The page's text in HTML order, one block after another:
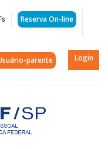
Reserva On-line
parente Login